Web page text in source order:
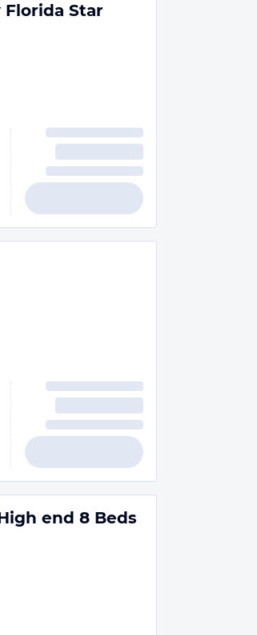
Florida Star
end 8 Beds